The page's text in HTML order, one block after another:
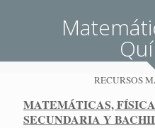
RECURSOS
MATEMÁTICAS,
SECUNDARIA Y